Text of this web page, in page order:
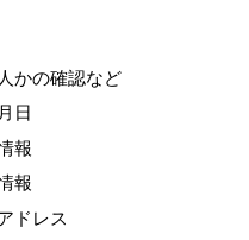
かの確認など
日
報
報
ドレス